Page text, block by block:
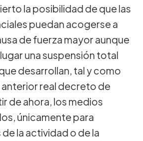
la posibilidad de que las
puedan acogerse a
de fuerza mayor aunque
una suspensión total
desarrollan, tal y como
anterior real decreto de
de ahora, los medios
únicamente para
la actividad o de la